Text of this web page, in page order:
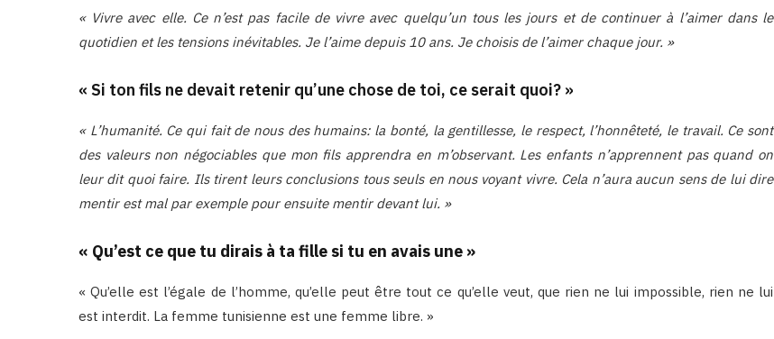
« Vivre avec elle. Ce n’est pas facile de vivre avec quelqu’un tous les jours et de continuer à l’aimer dans le
quotidien et les tensions inévitables. Je l’aime depuis 10 ans. Je choisis de l’aimer chaque jour. »
« Si ton fils ne devait retenir qu’une chose de toi, ce serait quoi? »
« L’humanité. Ce qui fait de nous des humains: la bonté, la gentillesse, le respect, l’honnêteté, le travail. Ce sont
des valeurs non négociables que mon fils apprendra en m’observant. Les enfants n’apprennent pas quand on
leur dit quoi faire. Ils tirent leurs conclusions tous seuls en nous voyant vivre. Cela n’aura aucun sens de lui dire
mentir est mal par exemple pour ensuite mentir devant lui. »
« Qu’est ce que tu dirais à ta fille si tu en avais une »
« Qu’elle est l’égale de l’homme, qu’elle peut être tout ce qu’elle veut, que rien ne lui impossible, rien ne lui
est interdit. La femme tunisienne est une femme libre. »